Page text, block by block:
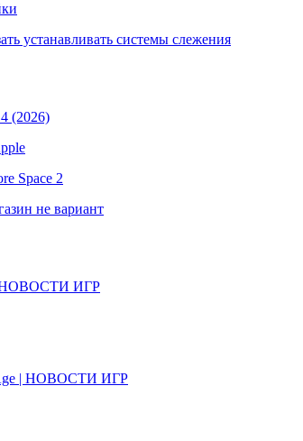
устанавливать системы слежения
(2026)
Space 2
не вариант
| НОВОСТИ ИГР
Age | НОВОСТИ ИГР